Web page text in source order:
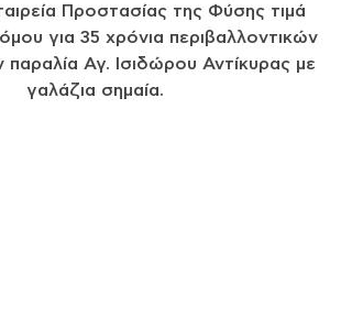
Προστασίας της Φύσης τιμά
για 35 χρόνια περιβαλλοντικών
παραλία Αγ. Ισιδώρου Αντίκυρας με
γαλάζια σημαία.